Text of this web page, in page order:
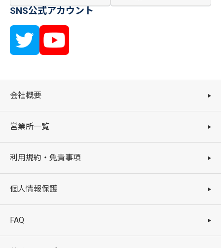
SNS公式アカウント
会社概要
営業所一覧
利用規約・免責事項
個人情報保護
FAQ